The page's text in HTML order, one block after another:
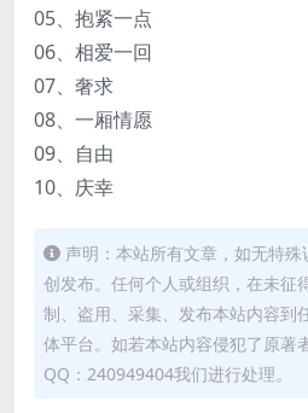
05、抱紧一点
06、相爱一回
07、奢求
08、一厢情愿
09、自由
10、庆幸
声明：本站所有文章，如无特
创发布。任何个人或组织，在未征
制、盗用、采集、发布本站内容到
体平台。如若本站内容侵犯了原著
QQ：240949404我们进行处理。